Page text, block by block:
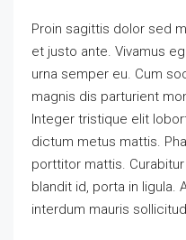
Proin sagittis dolor sed
et justo ante. Vivamus
urna semper eu. Cum
magnis dis parturient
Integer tristique elit
dictum metus mattis.
porttitor mattis.
blandit id, porta in ligula.
interdum mauris